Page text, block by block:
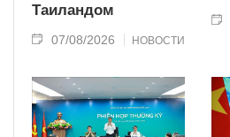
Таиландом
07/08/2026 НОВОСТИ